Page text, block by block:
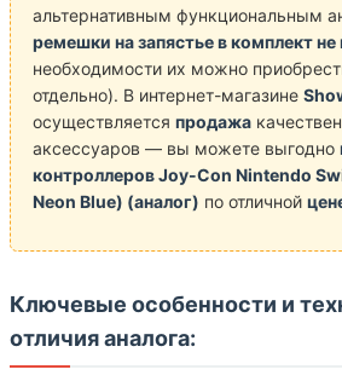
альтернативным функциональным
ремешки на запястье в комплект не
необходимости их можно
отдельно). В интернет-магазине
осуществляется продажа
аксессуаров — вы можете выгодно
контроллеров Joy-Con Nintendo
Neon Blue) (аналог) по отличной
Ключевые особенности и
отличия аналога: